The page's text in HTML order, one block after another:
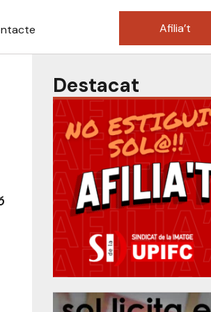
Afilia’t
Destacat